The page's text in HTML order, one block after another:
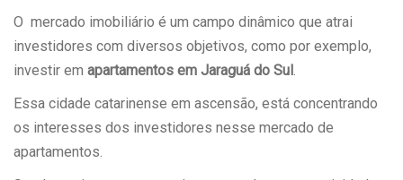
O mercado imobiliário é um campo dinâmico que atrai
investidores com diversos objetivos, como por exemplo,
investir em apartamentos em Jaraguá do Sul.
Essa cidade catarinense em ascensão, está concentrando
os interesses dos investidores nesse mercado de
apartamentos.